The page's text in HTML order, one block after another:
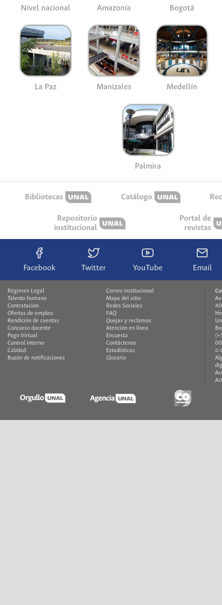
Nivel nacional Amazonía Bogotá
La Paz Manizales Medellín
Palmira
Bibliotecas Catálogo
Repositorio
institucional
Portal de
revistas
Facebook Twitter YouTube Email
Régimen Legal
Talento humano
Contratación
Ofertas de empleo
Rendición de cuentas
Concurso docente
Pago Virtual
Control interno
Calidad
Buzón de notificaciones
Correo institucional
Mapa del sitio
Redes Sociales
FAQ
Quejas y reclamos
Atención en línea
Encuesta
Contáctenos
Estadísticas
Glosario
©